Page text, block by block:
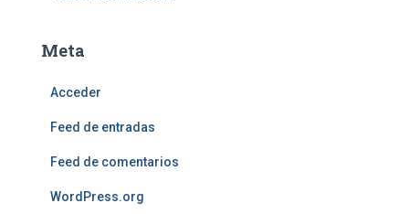
Meta
Acceder
Feed de entradas
Feed de comentarios
WordPress.org